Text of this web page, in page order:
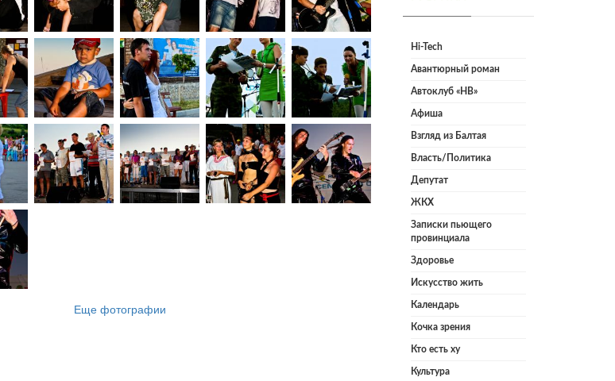
Еще фотографии
Hi-Tech
Авантюрный роман
Автоклуб «НВ»
Афиша
Взгляд из Балтая
Власть/Политика
Депутат
ЖКХ
Записки пьющего
провинциала
Здоровье
Искусство жить
Календарь
Кочка зрения
Кто есть ху
Культура